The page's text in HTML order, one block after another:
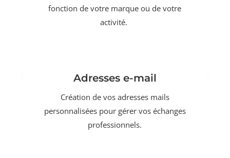
fonction de votre marque ou de votre
activité.
Adresses e-mail
Création de vos adresses mails
personnalisées pour gérer vos échanges
professionnels.